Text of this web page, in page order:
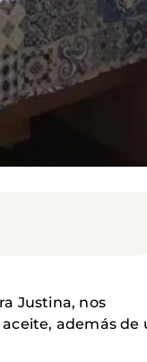
Justina, nos
además de